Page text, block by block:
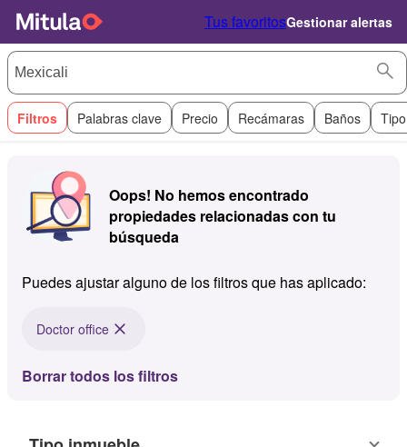
Tus favoritosGestionar alertas
Filtros Palabras clave Precio Recámaras Baños
Oops! No hemos encontrado
propiedades relacionadas con tu
búsqueda
Puedes ajustar alguno de los filtros que has aplicado:
Doctor office
Borrar todos los filtros